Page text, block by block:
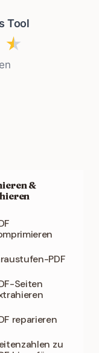
Tool
★
&
PDF
Seiten
reparieren
zu